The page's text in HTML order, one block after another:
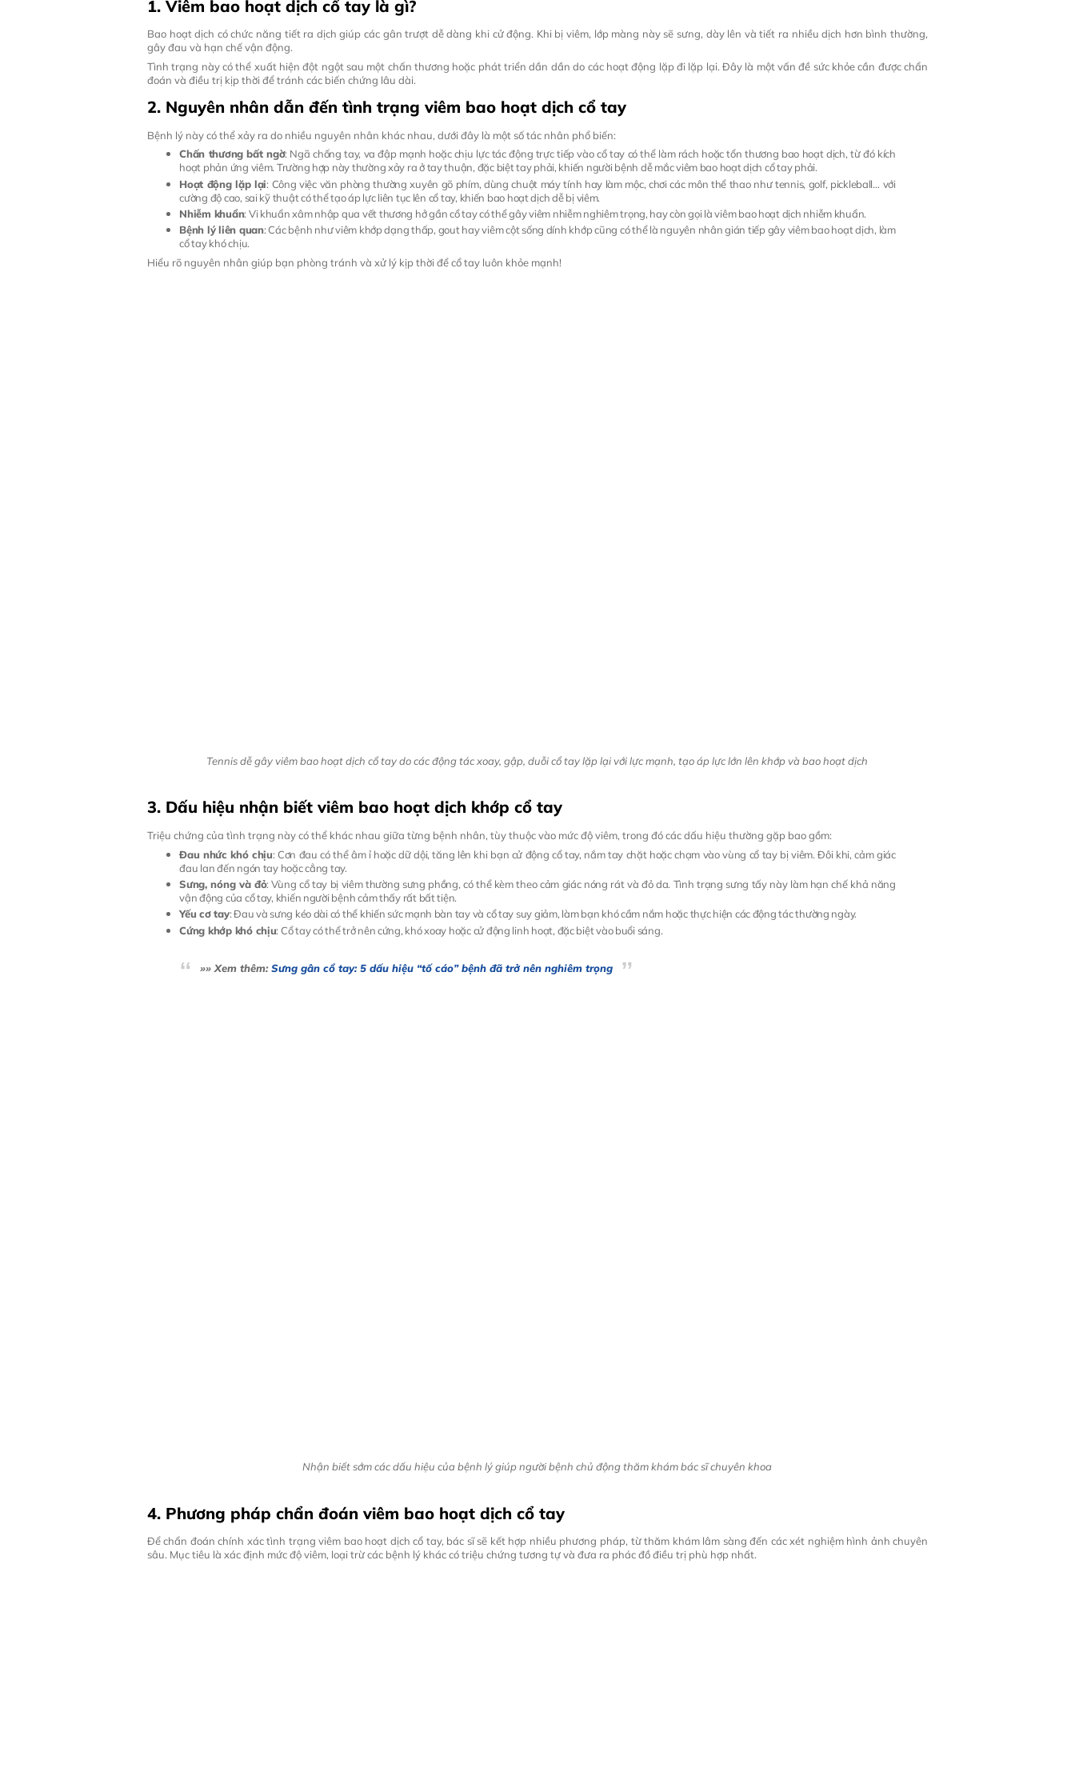
1. Viêm bao hoạt dịch cổ tay là gì?
Bao hoạt dịch có chức năng tiết ra dịch giúp các gân trượt dễ dàng khi cử động. Khi bị viêm, lớp màng này sẽ sưng, dày lên và tiết ra nhiều dịch hơn bình thường,
gây đau và hạn chế vận động.
Tình trạng này có thể xuất hiện đột ngột sau một chấn thương hoặc phát triển dần dần do các hoạt động lặp đi lặp lại. Đây là một vấn đề sức khỏe cần được chẩn
đoán và điều trị kịp thời để tránh các biến chứng lâu dài.
2. Nguyên nhân dẫn đến tình trạng viêm bao hoạt dịch cổ tay
Bệnh lý này có thể xảy ra do nhiều nguyên nhân khác nhau, dưới đây là một số tác nhân phổ biến:
Chấn thương bất ngờ: Ngã chống tay, va đập mạnh hoặc chịu lực tác động trực tiếp vào cổ tay có thể làm rách hoặc tổn thương bao hoạt dịch, từ đó kích
hoạt phản ứng viêm. Trường hợp này thường xảy ra ở tay thuận, đặc biệt tay phải, khiến người bệnh dễ mắc viêm bao hoạt dịch cổ tay phải.
Hoạt động lặp lại: Công việc văn phòng thường xuyên gõ phím, dùng chuột máy tính hay làm mộc, chơi các môn thể thao như tennis, golf, pickleball… với
cường độ cao, sai kỹ thuật có thể tạo áp lực liên tục lên cổ tay, khiến bao hoạt dịch dễ bị viêm.
Nhiễm khuẩn: Vi khuẩn xâm nhập qua vết thương hở gần cổ tay có thể gây viêm nhiễm nghiêm trọng, hay còn gọi là viêm bao hoạt dịch nhiễm khuẩn.
Bệnh lý liên quan: Các bệnh như viêm khớp dạng thấp, gout hay viêm cột sống dính khớp cũng có thể là nguyên nhân gián tiếp gây viêm bao hoạt dịch, làm
cổ tay khó chịu.
Hiểu rõ nguyên nhân giúp bạn phòng tránh và xử lý kịp thời để cổ tay luôn khỏe mạnh!
Tennis dễ gây viêm bao hoạt dịch cổ tay do các động tác xoay, gập, duỗi cổ tay lặp lại với lực mạnh, tạo áp lực lớn lên khớp và bao hoạt dịch
3. Dấu hiệu nhận biết viêm bao hoạt dịch khớp cổ tay
Triệu chứng của tình trạng này có thể khác nhau giữa từng bệnh nhân, tùy thuộc vào mức độ viêm, trong đó các dấu hiệu thường gặp bao gồm:
Đau nhức khó chịu: Cơn đau có thể âm ỉ hoặc dữ dội, tăng lên khi bạn cử động cổ tay, nắm tay chặt hoặc chạm vào vùng cổ tay bị viêm. Đôi khi, cảm giác
đau lan đến ngón tay hoặc cẳng tay.
Sưng, nóng và đỏ: Vùng cổ tay bị viêm thường sưng phồng, có thể kèm theo cảm giác nóng rát và đỏ da. Tình trạng sưng tấy này làm hạn chế khả năng
vận động của cổ tay, khiến người bệnh cảm thấy rất bất tiện.
Yếu cơ tay: Đau và sưng kéo dài có thể khiến sức mạnh bàn tay và cổ tay suy giảm, làm bạn khó cầm nắm hoặc thực hiện các động tác thường ngày.
Cứng khớp khó chịu: Cổ tay có thể trở nên cứng, khó xoay hoặc cử động linh hoạt, đặc biệt vào buổi sáng.
»» Xem thêm:Sưng gân cổ tay: 5 dấu hiệu “tố cáo” bệnh đã trở nên nghiêm trọng
Nhận biết sớm các dấu hiệu của bệnh lý giúp người bệnh chủ động thăm khám bác sĩ chuyên khoa
4. Phương pháp chẩn đoán viêm bao hoạt dịch cổ tay
Để chẩn đoán chính xác tình trạng viêm bao hoạt dịch cổ tay, bác sĩ sẽ kết hợp nhiều phương pháp, từ thăm khám lâm sàng đến các xét nghiệm hình ảnh chuyên
sâu. Mục tiêu là xác định mức độ viêm, loại trừ các bệnh lý khác có triệu chứng tương tự và đưa ra phác đồ điều trị phù hợp nhất.